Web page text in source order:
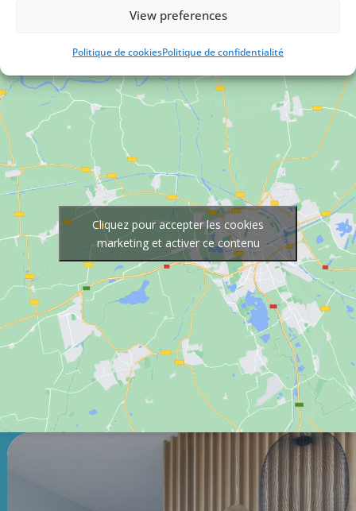
View preferences
Politique de cookiesPolitique de confidentialité
Cliquez pour accepter les cookies
marketing et activer ce contenu